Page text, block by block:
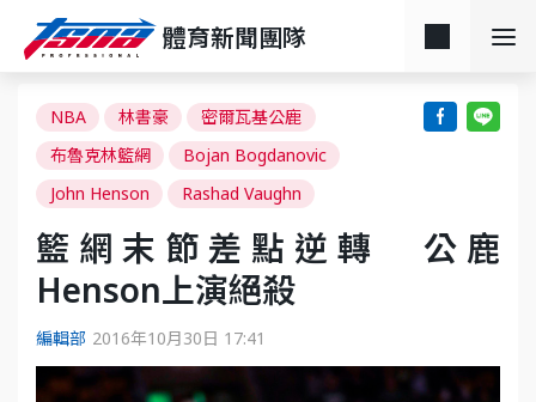
體育新聞團隊
NBA 林書豪
密爾瓦基公鹿
布魯克林籃網
Bojan Bogdanovic
John Henson
Rashad Vaughn
籃網末節差點逆轉 公鹿
Henson上演絕殺
編輯部 2016年10月30日 17:41